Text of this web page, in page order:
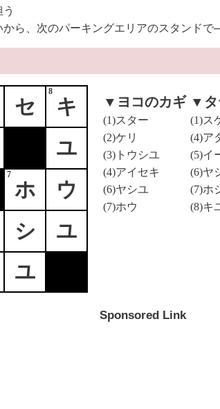
ら、次のパーキングエリアのスタンドで
8
7
セ
キ
ユ
ホ
ウ
シ
ユ
ユ
▼ヨコのカギ
(1)スター
(2)ケリ
(3)トウシユ
(4)アイセキ
(6)ヤシユ
(7)ホウ
▼タ
(1)ス
(4)ア
(5)イ
(6)ヤ
(7)ホ
(8)キ
Sponsored Link